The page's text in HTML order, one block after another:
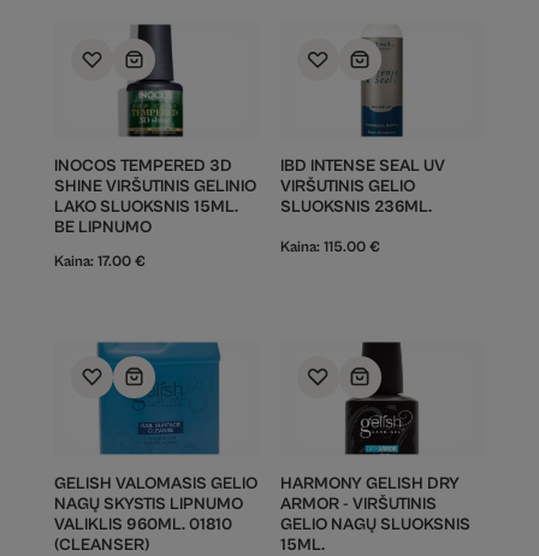
INOCOS TEMPERED 3D
SHINE VIRŠUTINIS GELINIO
LAKO SLUOKSNIS 15ML.
BE LIPNUMO
Kaina: 17.00 €
IBD INTENSE SEAL UV
VIRŠUTINIS GELIO
SLUOKSNIS 236ML.
Kaina: 115.00 €
GELISH VALOMASIS GELIO
NAGŲ SKYSTIS LIPNUMO
VALIKLIS 960ML. 01810
(CLEANSER)
HARMONY GELISH DRY
ARMOR - VIRŠUTINIS
GELIO NAGŲ SLUOKSNIS
15ML.